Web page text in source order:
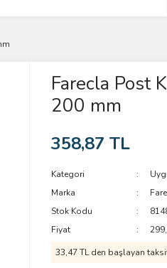
Farecla Post
200 mm
358,87 TL
Kategori
Marka
Stok Kodu
Fiyat
33,47 TL den başlayan